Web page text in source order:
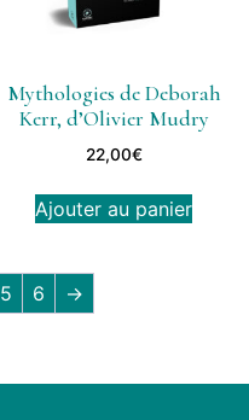
Mythologies de Deborah
Kerr, d’Olivier Mudry
22,00€
Ajouter au panier
5 6 →